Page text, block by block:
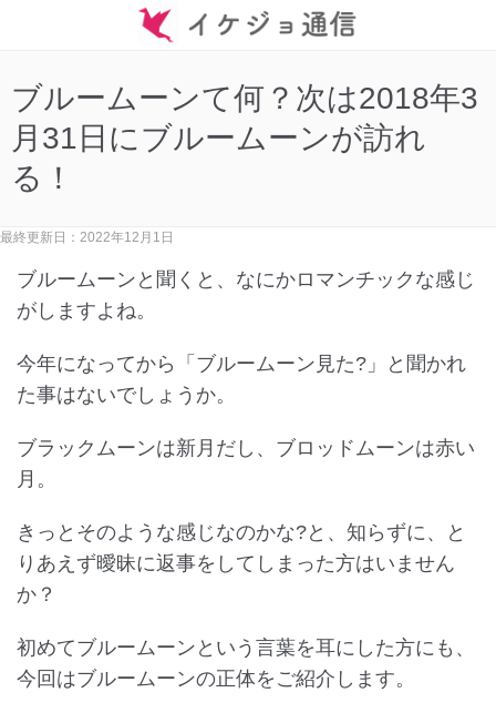
ブルームーンて何？次は2018年3
月31日にブルームーンが訪れ
る！
最終更新日：2022年12月1日
ブルームーンと聞くと、なにかロマンチックな感じ
がしますよね。
今年になってから「ブルームーン見た?」と聞かれ
た事はないでしょうか。
ブラックムーンは新月だし、ブロッドムーンは赤い
月。
きっとそのような感じなのかな?と、知らずに、と
りあえず曖昧に返事をしてしまった方はいません
か？
初めてブルームーンという言葉を耳にした方にも、
今回はブルームーンの正体をご紹介します。